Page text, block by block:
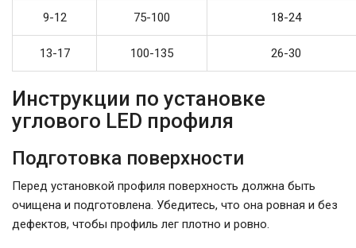
9-12 75-100 18-24
13-17 100-135 26-30
Инструкции по установке
углового LED профиля
Подготовка поверхности
Перед установкой профиля поверхность должна быть
очищена и подготовлена. Убедитесь, что она ровная и без
дефектов, чтобы профиль лег плотно и ровно.